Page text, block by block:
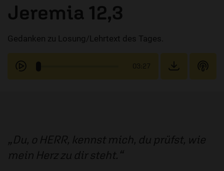
AUDIOTHEK
PROGRAMM
Jeremia 12,3
Gedanken zu Losung/Lehrtext des Tages.
03:27
Du, o HERR, kennst mich, du prüfst, wie
mein Herz zu dir steht.